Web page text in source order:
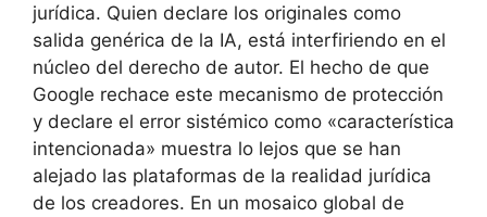
jurídica. Quien declare los originales como
salida genérica de la IA, está interfiriendo en el
núcleo del derecho de autor. El hecho de que
Google rechace este mecanismo de protección
y declare el error sistémico como «característica
intencionada» muestra lo lejos que se han
alejado las plataformas de la realidad jurídica
de los creadores. En un mosaico global de